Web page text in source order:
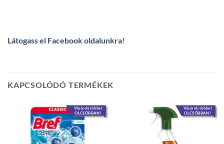
Látogass el Facebook oldalunkra!
KAPCSOLÓDÓ TERMÉKEK
Vásárolj többet
OLCSÓBBAN!
Vásárolj többet
OLCSÓBBAN!